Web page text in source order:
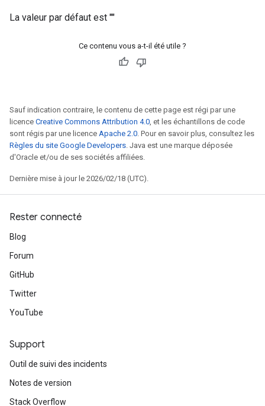
La valeur par défaut est ""
Ce contenu vous a-t-il été utile ?
Sauf indication contraire, le contenu de cette page est régi par une
licence Creative Commons Attribution 4.0, et les échantillons de code
sont régis par une licence Apache 2.0. Pour en savoir plus, consultez les
Règles du site Google Developers. Java est une marque déposée
d'Oracle et/ou de ses sociétés affiliées.
Dernière mise à jour le 2026/02/18 (UTC).
Rester connecté
Blog
Forum
GitHub
Twitter
YouTube
Support
Outil de suivi des incidents
Notes de version
Stack Overflow